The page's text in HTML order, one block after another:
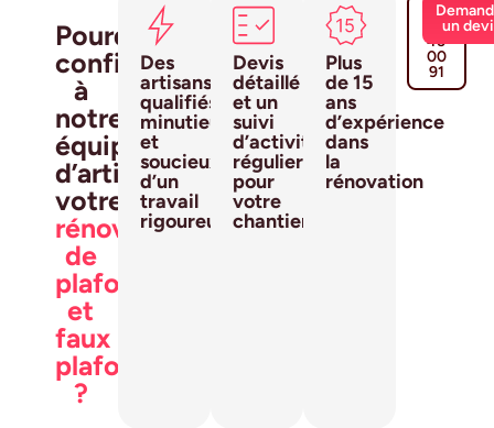
Pourquoi
confier
à
notre
équipe
d’artisans
votre
rénovation
de
plafonds
et
faux
plafonds
?
Des
artisans
qualifiés,
minutieux
et
soucieux
d’un
travail
rigoureux
Devis
détaillé
et un
suivi
d’activité
régulier
pour
votre
chantier
Plus
de 15
ans
d’expérience
dans
la
rénovation
03
10
45
00
91
un